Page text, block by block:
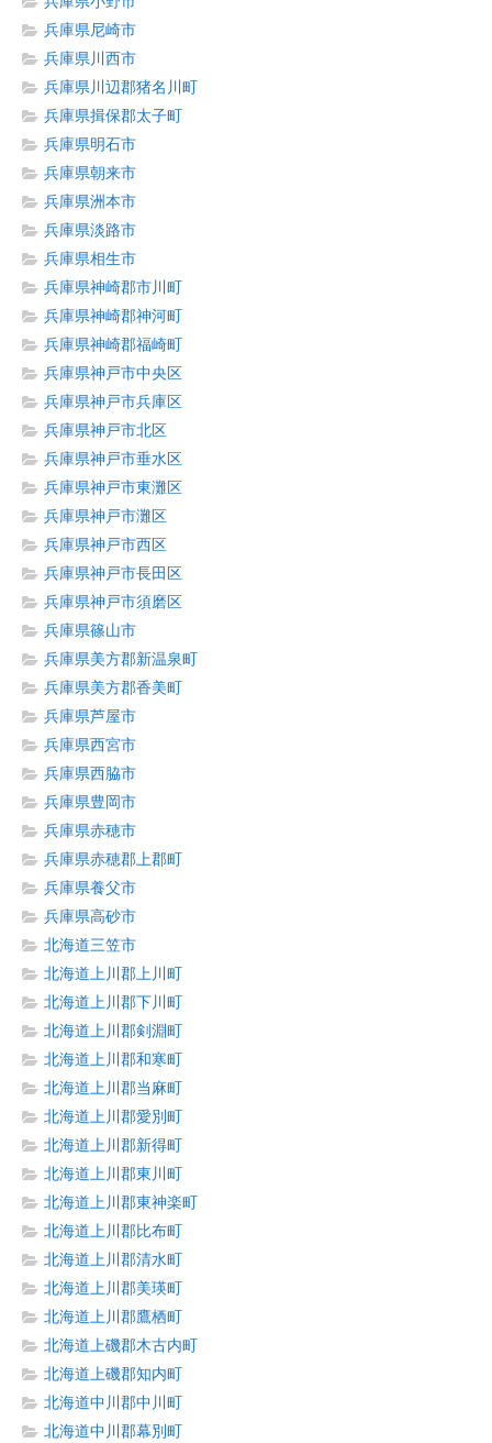
兵庫県尼崎市
兵庫県川西市
兵庫県川辺郡猪名川町
兵庫県揖保郡太子町
兵庫県明石市
兵庫県朝来市
兵庫県洲本市
兵庫県淡路市
兵庫県相生市
兵庫県神崎郡市川町
兵庫県神崎郡神河町
兵庫県神崎郡福崎町
兵庫県神戸市中央区
兵庫県神戸市兵庫区
兵庫県神戸市北区
兵庫県神戸市垂水区
兵庫県神戸市東灘区
兵庫県神戸市灘区
兵庫県神戸市西区
兵庫県神戸市長田区
兵庫県神戸市須磨区
兵庫県篠山市
兵庫県美方郡新温泉町
兵庫県美方郡香美町
兵庫県芦屋市
兵庫県西宮市
兵庫県西脇市
兵庫県豊岡市
兵庫県赤穂市
兵庫県赤穂郡上郡町
兵庫県養父市
兵庫県高砂市
北海道三笠市
北海道上川郡上川町
北海道上川郡下川町
北海道上川郡剣淵町
北海道上川郡和寒町
北海道上川郡当麻町
北海道上川郡愛別町
北海道上川郡新得町
北海道上川郡東川町
北海道上川郡東神楽町
北海道上川郡比布町
北海道上川郡清水町
北海道上川郡美瑛町
北海道上川郡鷹栖町
北海道上磯郡木古内町
北海道上磯郡知内町
北海道中川郡中川町
北海道中川郡幕別町